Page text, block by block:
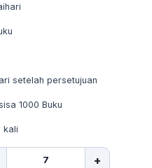
setelah persetujuan
1000 Buku
kali
+